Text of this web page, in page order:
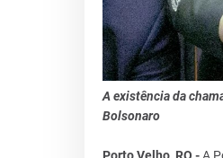
A existência da
Bolsonaro